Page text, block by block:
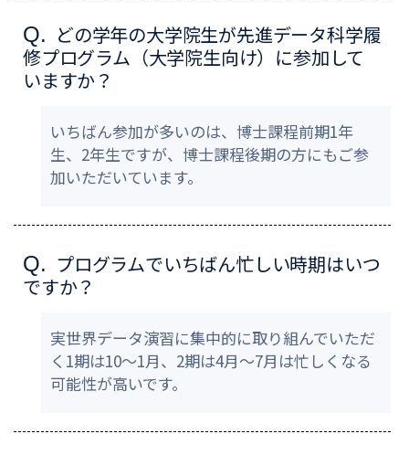
Q. どの学年の大学院生が先進データ科学履
修プログラム（大学院生向け）に参加して
いますか？
いちばん参加が多いのは、博士課程前期1年
生、2年生ですが、博士課程後期の方にもご参
加いただいています。
Q. プログラムでいちばん忙しい時期はいつ
ですか？
実世界データ演習に集中的に取り組んでいただ
く1期は10～1月、2期は4月〜7月は忙しくなる
可能性が高いです。